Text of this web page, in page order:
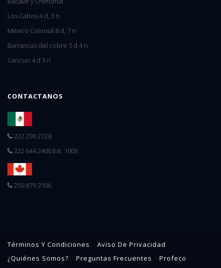
Los Cabos 4 d, 3 n
México Colonial 8 d, 7 n
Barrancas del cobre 5 d 4 n
Cancun 4 d 3 n
CONTACTANOS
222 290 2728
222 644 2400 Ext. 1003
250 879 2106
Términos Y Condiciones
Aviso De Privacidad
¿Quiénes Somos?
Preguntas Frecuentes Profeco